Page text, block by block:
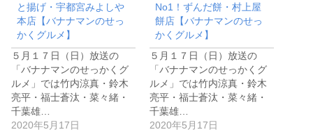
と揚げ・宇都宮みよしや
本店【バナナマンのせっ
かくグルメ】
５月１７日（日）放送の
「バナナマンのせっかくグ
ルメ」では竹内涼真・鈴木
亮平・福士蒼汰・菜々緒・
千葉雄…
2020年5月17日
No1！ずんだ餅・村上屋
餅店【バナナマンのせっ
かくグルメ】
５月１７日（日）放送の
「バナナマンのせっかくグ
ルメ」では竹内涼真・鈴木
亮平・福士蒼汰・菜々緒・
千葉雄…
2020年5月17日